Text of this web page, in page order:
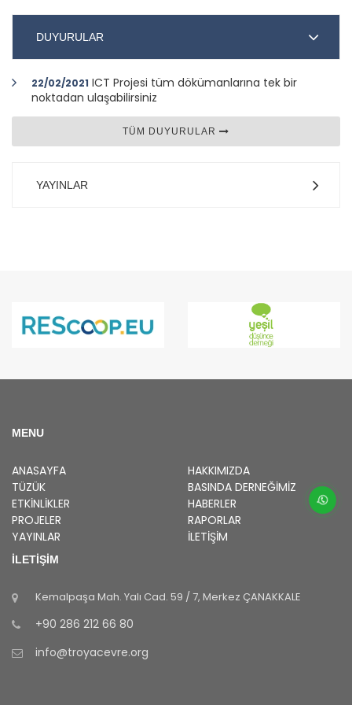
DUYURULAR
22/02/2021 ICT Projesi tüm dökümanlarına tek bir
noktadan ulaşabilirsiniz
TÜM DUYURULAR
YAYINLAR
MENU
ANASAYFA
HAKKIMIZDA
TÜZÜK
BASINDA DERNEĞIMIZ
ETKINLIKLER
HABERLER
PROJELER
RAPORLAR
YAYINLAR
İLETİŞİM
İLETİŞİM
Kemalpaşa Mah. Yalı Cad. 59 / 7, Merkez ÇANAKKALE
+90 286 212 66 80
info@troyacevre.org